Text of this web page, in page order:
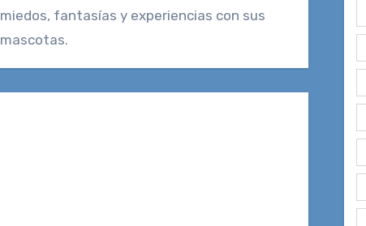
miedos, fantasías y experiencias con sus
mascotas.